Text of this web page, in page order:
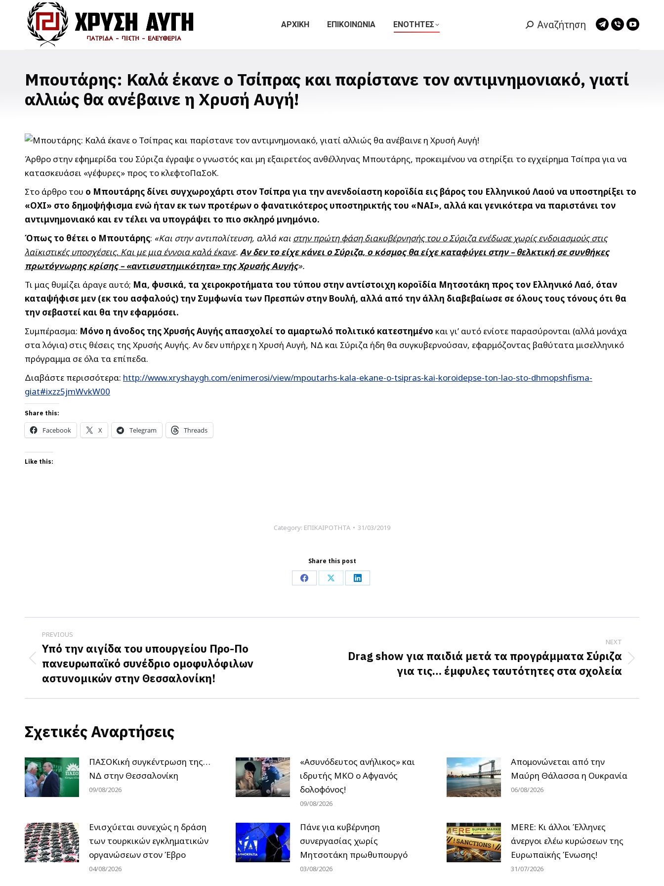
ΑΡΧΙΚΗ ΕΠΙΚΟΙΝΩΝΙΑ ΕΝΟΤΗΤΕΣ Search:
Αναζήτηση
Telegram
new
Viber
new
Μπουτάρης: Καλά έκανε ο Τσίπρας και παρίστανε τον αντιμνημονιακό, γιατί
αλλιώς θα ανέβαινε η Χρυσή Αυγή!
Άρθρο στην εφημερίδα του Σύριζα έγραψε ο γνωστός και μη εξαιρετέος ανθέλληνας Μπουτάρης, προκειμένου να στηρίξει το εγχείρημα Τσίπρα για να
κατασκευάσει «γέφυρες» προς το κλεφτοΠαΣοΚ.
Στο άρθρο του ο Μπουτάρης δίνει συγχωροχάρτι στον Τσίπρα για την ανενδοίαστη κοροϊδία εις βάρος του Ελληνικού Λαού να υποστηρίξει το
«ΟΧΙ» στο δημοψήφισμα ενώ ήταν εκ των προτέρων ο φανατικότερος υποστηρικτής του «ΝΑΙ», αλλά και γενικότερα να παριστάνει τον
αντιμνημονιακό και εν τέλει να υπογράψει το πιο σκληρό μνημόνιο.
Όπως το θέτει ο Μπουτάρης: «Και στην αντιπολίτευση, αλλά και στην πρώτη φάση διακυβέρνησής του ο Σύριζα ενέδωσε χωρίς ενδοιασμούς στις
λαϊκιστικές υποσχέσεις. Και με μια έννοια καλά έκανε. Αν δεν το είχε κάνει ο Σύριζα, ο κόσμος θα είχε καταφύγει στην – θελκτική σε συνθήκες
πρωτόγνωρης κρίσης – «αντισυστημικότητα» της Χρυσής Αυγής».
Τι μας θυμίζει άραγε αυτό; Μα, φυσικά, τα χειροκροτήματα του τύπου στην αντίστοιχη κοροϊδία Μητσοτάκη προς τον Ελληνικό Λαό, όταν
καταψήφισε μεν (εκ του ασφαλούς) την Συμφωνία των Πρεσπών στην Βουλή, αλλά από την άλλη διαβεβαίωσε σε όλους τους τόνους ότι θα
την σεβαστεί και θα την εφαρμόσει.
Συμπέρασμα: Μόνο η άνοδος της Χρυσής Αυγής απασχολεί το αμαρτωλό πολιτικό κατεστημένο και γι’ αυτό ενίοτε παρασύρονται (αλλά μονάχα
στα λόγια) στις θέσεις της Χρυσής Αυγής. Αν δεν υπήρχε η Χρυσή Αυγή, ΝΔ και Σύριζα ήδη θα συγκυβερνούσαν, εφαρμόζοντας βαθύτατα μισελληνικό
πρόγραμμα σε όλα τα επίπεδα.
Διαβάστε περισσότερα: http://www.xryshaygh.com/enimerosi/view/mpoutarhs-kala-ekane-o-tsipras-kai-koroidepse-ton-lao-sto-dhmopshfisma-
giat#ixzz5jmWvkW00
Share this:
Facebook X Telegram Threads
Like this:
Category: ΕΠΙΚΑΙΡΟΤΗΤΑ 31/03/2019
Share this post
Share
Facebook
Share
X
Share
LinkedIn
Post
navigation
PREVIOUS
Previous
post:
Υπό την αιγίδα του υπουργείου Προ-Πο
πανευρωπαϊκό συνέδριο ομοφυλόφιλων
αστυνομικών στην Θεσσαλονίκη!
NEXT
Next
Drag show για παιδιά μετά τα προγράμματα Σύριζα
για τις… έμφυλες ταυτότητες στα σχολεία
Σχετικές Αναρτήσεις
ΠΑΣΟΚική συγκέντρωση της…
ΝΔ στην Θεσσαλονίκη
09/08/2026
«Ασυνόδευτος ανήλικος» και
ιδρυτής ΜΚΟ ο Αφγανός
δολοφόνος!
09/08/2026
Απομονώνεται από την
Μαύρη Θάλασσα η Ουκρανία
06/08/2026
Ενισχύεται συνεχώς η δράση
των τουρκικών εγκληματικών
οργανώσεων στον Έβρο
04/08/2026
Πάνε για κυβέρνηση
συνεργασίας χωρίς
Μητσοτάκη πρωθυπουργό
03/08/2026
MERE: Κι άλλοι Έλληνες
άνεργοι ελέω κυρώσεων της
Ευρωπαϊκής Ένωσης!
31/07/2026